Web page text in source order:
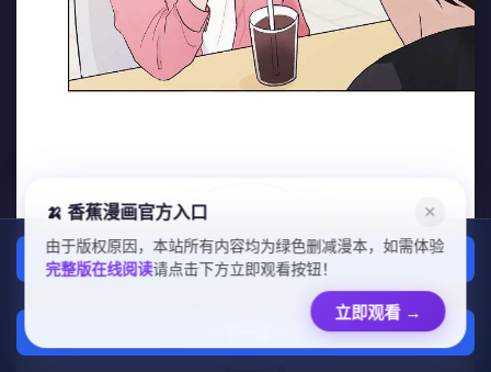
上一话
🍌 香蕉漫画官方入口 ✕
由于版权原因，本站所有内容均为绿色删减漫本，如需体验
完整版在线阅读请点击下方立即观看按钮！
立即观看 →